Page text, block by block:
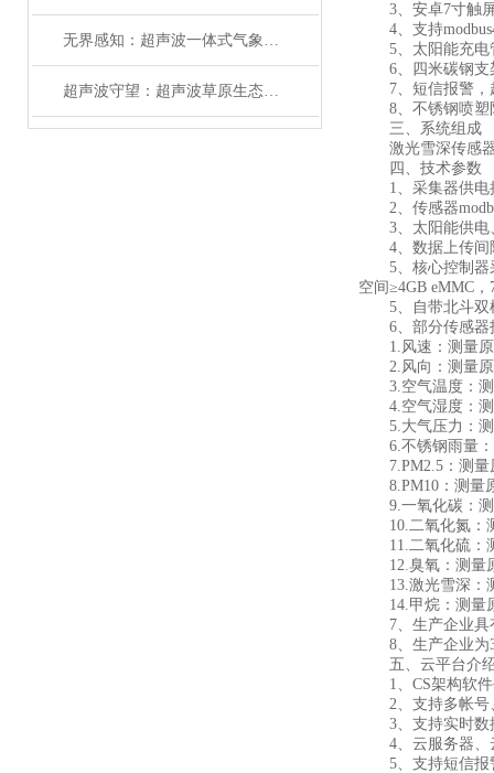
无界感知：超声波一体式气象监测站，重构气象数据新生态
超声波守望：超声波草原生态监测站科技为草原生态筑起智慧屏障
3、安卓7寸触屏
4、支持
5、太阳能充电
6、四米碳钢支
7、短信报警，
8、不锈钢喷塑
三、系统组成
激光雪深传感器
四、技术参数
1、采集器供电接
2、传感器
3、太阳能供电、
4、数据上传间
5、核心控制器采
空间≥4GB eMMC
5、自带北斗双
6、部分传感器
1.风速：测量原
2.风向：测量原
3.空气温度：测
4.空气湿度：测
5.大气压力：测
6.不锈钢雨量：
7.PM2.5：测量原
8.PM10：测量原
9.一氧化碳：测
10.二氧化氮：测
11.二氧化硫：测
12.臭氧：测量原
13.激光雪深：测
14.甲烷：测量原
7、生产企业具
8、生产企业为
五、云平台介
1、CS架构软件
2、支持多帐号
3、支持实时数
4、云服务器、
5、支持短信报